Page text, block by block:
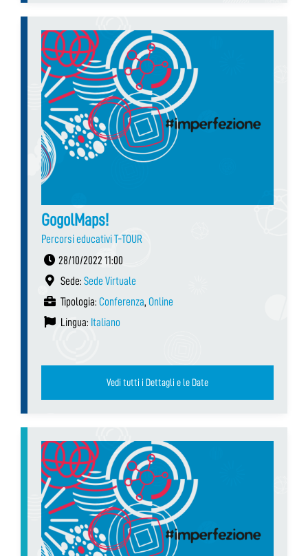
GogolMaps!
Percorsi educativi T-TOUR
28/10/2022 11:00
Sede: Sede Virtuale
Tipologia: Conferenza, Online
Lingua: Italiano
Vedi tutti i Dettagli e le Date